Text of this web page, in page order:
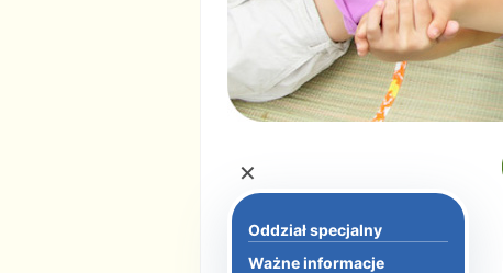
×
Oddział specjalny
Ważne informacje